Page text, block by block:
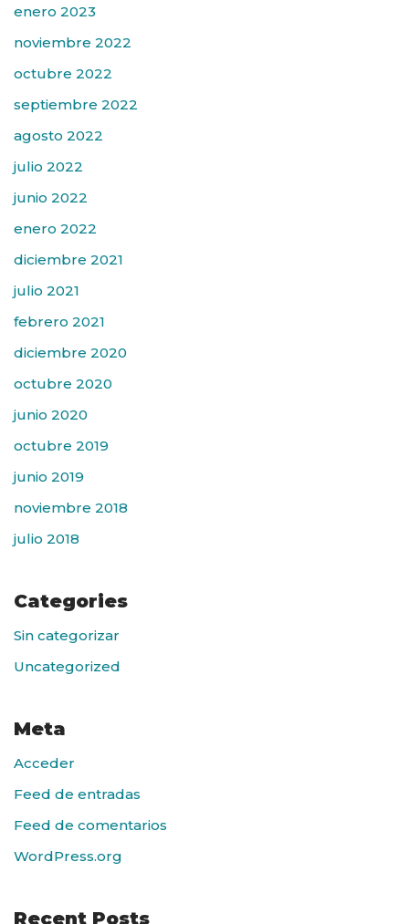
enero 2023
noviembre 2022
octubre 2022
septiembre 2022
agosto 2022
julio 2022
junio 2022
enero 2022
diciembre 2021
julio 2021
febrero 2021
diciembre 2020
octubre 2020
junio 2020
octubre 2019
junio 2019
noviembre 2018
julio 2018
Categories
Sin categorizar
Uncategorized
Meta
Acceder
Feed de entradas
Feed de comentarios
WordPress.org
Recent Posts